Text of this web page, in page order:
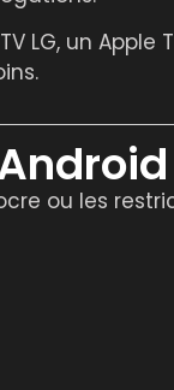
LG, un Apple
ou les